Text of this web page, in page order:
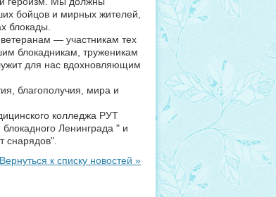
бойцов и мирных жителей,
блокады.
— участникам тех
блокадникам, труженикам
для нас вдохновляющим
благополучия, мира и
колледжа РУТ
Ленинграда " и
снарядов".
Вернуться к списку новостей »